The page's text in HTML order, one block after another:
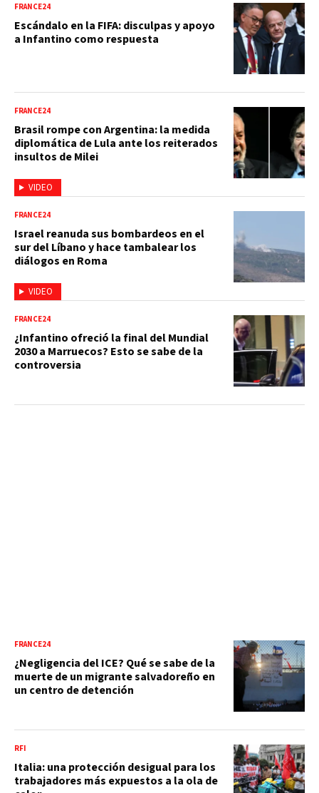
FRANCE24
Escándalo en la FIFA: disculpas y apoyo
a Infantino como respuesta
VIDEO
FRANCE24
Brasil rompe con Argentina: la medida
diplomática de Lula ante los reiterados
insultos de Milei
VIDEO
FRANCE24
Israel reanuda sus bombardeos en el
sur del Líbano y hace tambalear los
diálogos en Roma
FRANCE24
¿Infantino ofreció la final del Mundial
2030 a Marruecos? Esto se sabe de la
controversia
FRANCE24
¿Negligencia del ICE? Qué se sabe de la
muerte de un migrante salvadoreño en
un centro de detención
RFI
Italia: una protección desigual para los
trabajadores más expuestos a la ola de